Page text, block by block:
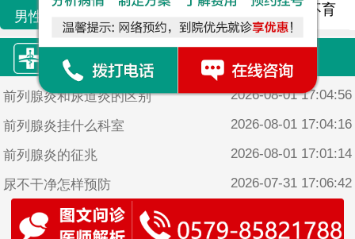
男性不育 精液异常 精子畸形 男性不育
康源·热门文章
前列腺炎和尿道炎的区别 2026-08-01 17:04:56
前列腺炎挂什么科室 2026-08-01 17:04:16
前列腺炎的征兆 2026-08-01 17:01:14
尿不干净怎样预防 2026-07-31 17:06:42
哪些感染途径会导致急性前列腺炎？